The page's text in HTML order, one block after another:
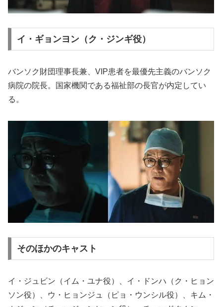
イ・ギョンヨン（ク・ジンギ役）
バンソク財団理事長兼、VIP患者を最優先主義のバンソク
病院の院長。国家機関である福祉部の長官が内定してい
る。
そのほかのキャスト
イ・ジュビン（イム・ユナ役）、イ・ドンハ（ク・ヒョン
ソン役）、ウ・ヒョンジュ（ピョ・ウンシル役）、キム・